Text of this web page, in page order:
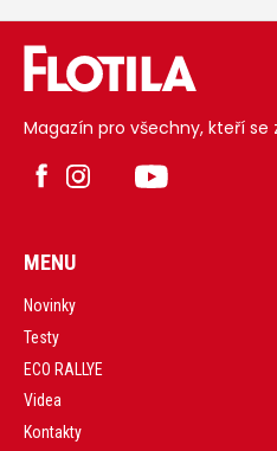
Opel Grandland.
světla s více než
50 000 LED
elementy, 560 litrů
prostoru, cenovku
od 769 900 Kč se
Magazín pro všechny, kteří se
MENU
Novinky
Testy
ECO RALLYE
Videa
Kontakty